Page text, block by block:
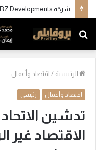
بحث
عن
الرئيسية / اقتصاد وأعمال
اقتصاد وأعمال رئيسي
تدشين
الاقتصاد